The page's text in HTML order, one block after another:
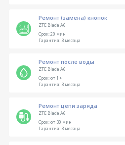
Ремонт (замена) кнопок
ZTE Blade A6
Срок:20 мин
Гарантия:3 месяца
Ремонт после воды
ZTE Blade A6
Срок:от 1 ч
Гарантия:3 месяца
Ремонт цепи заряда
ZTE Blade A6
Срок:от 30 мин
Гарантия:3 месяца